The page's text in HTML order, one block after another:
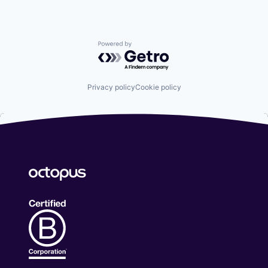
Powered by Getro.com
Privacy policyCookie policy